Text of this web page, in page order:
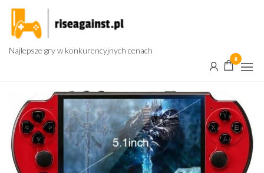
Przejdź
treści
Najlepsze gry w konkurencyjnych cenach
0